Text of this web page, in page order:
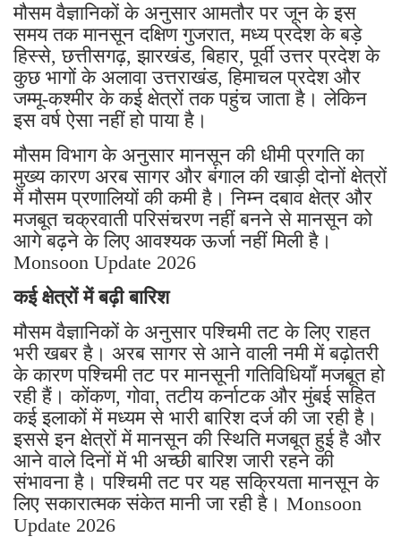
मौसम वैज्ञानिकों के अनुसार आमतौर पर जून के इस
समय तक मानसून दक्षिण गुजरात, मध्य प्रदेश के बड़े
हिस्से, छत्तीसगढ़, झारखंड, बिहार, पूर्वी उत्तर प्रदेश के
कुछ भागों के अलावा उत्तराखंड, हिमाचल प्रदेश और
जम्मू-कश्मीर के कई क्षेत्रों तक पहुंच जाता है। लेकिन
इस वर्ष ऐसा नहीं हो पाया है।
मौसम विभाग के अनुसार मानसून की धीमी प्रगति का
मुख्य कारण अरब सागर और बंगाल की खाड़ी दोनों क्षेत्रों
में मौसम प्रणालियों की कमी है। निम्न दबाव क्षेत्र और
मजबूत चक्रवाती परिसंचरण नहीं बनने से मानसून को
आगे बढ़ने के लिए आवश्यक ऊर्जा नहीं मिली है।
Monsoon Update 2026
कई क्षेत्रों में बढ़ी बारिश
मौसम वैज्ञानिकों के अनुसार पश्चिमी तट के लिए राहत
भरी खबर है। अरब सागर से आने वाली नमी में बढ़ोतरी
के कारण पश्चिमी तट पर मानसूनी गतिविधियाँ मजबूत हो
रही हैं। कोंकण, गोवा, तटीय कर्नाटक और मुंबई सहित
कई इलाकों में मध्यम से भारी बारिश दर्ज की जा रही है।
इससे इन क्षेत्रों में मानसून की स्थिति मजबूत हुई है और
आने वाले दिनों में भी अच्छी बारिश जारी रहने की
संभावना है। पश्चिमी तट पर यह सक्रियता मानसून के
लिए सकारात्मक संकेत मानी जा रही है। Monsoon
Update 2026